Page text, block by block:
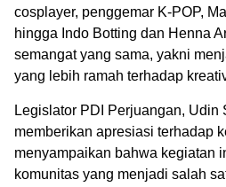
cosplayer, penggemar K-POP,
hingga Indo Botting dan Henna
semangat yang sama, yakni
yang lebih ramah terhadap
Legislator PDI Perjuangan, Udin
memberikan apresiasi terhadap
menyampaikan bahwa kegiatan
komunitas yang menjadi salah